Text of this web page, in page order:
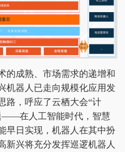
的成熟、市场需求的递增和
机器人已走向规模化应用发
路，呼应了云栖大会“计
——在人工智能时代，智慧
早日实现，机器人在其中扮
新兴将充分发挥巡逻机器人